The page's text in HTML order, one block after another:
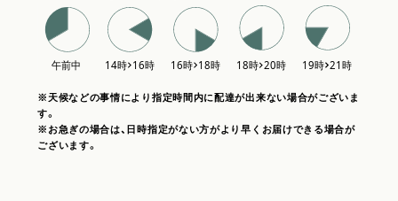
※天候などの事情により指定時間内に配達が出来ない場合がございま
す。
※お急ぎの場合は、日時指定がない方がより早くお届けできる場合が
ございます。